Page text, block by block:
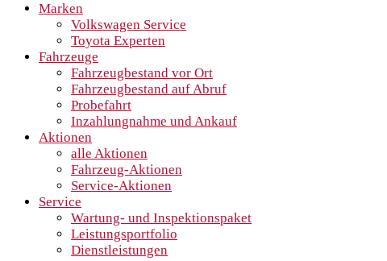
Marken
Volkswagen Service
Toyota Experten
Fahrzeuge
Fahrzeugbestand vor Ort
Fahrzeugbestand auf Abruf
Probefahrt
Inzahlungnahme und Ankauf
Aktionen
alle Aktionen
Fahrzeug-Aktionen
Service-Aktionen
Service
Wartung- und Inspektionspaket
Leistungsportfolio
Dienstleistungen